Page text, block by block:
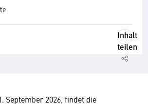
Inhalt
teilen
September 2026, findet die